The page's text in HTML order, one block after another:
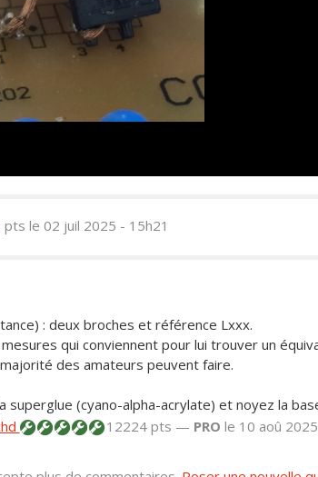
le 02 juil 2025 - 15h21
: deux broches et référence Lxxx.
qui conviennent pour lui trouver un
des amateurs peuvent faire.
superglue (cyano-alpha-acrylate) et noyez la
12224 pts — PRO le 10 aoû